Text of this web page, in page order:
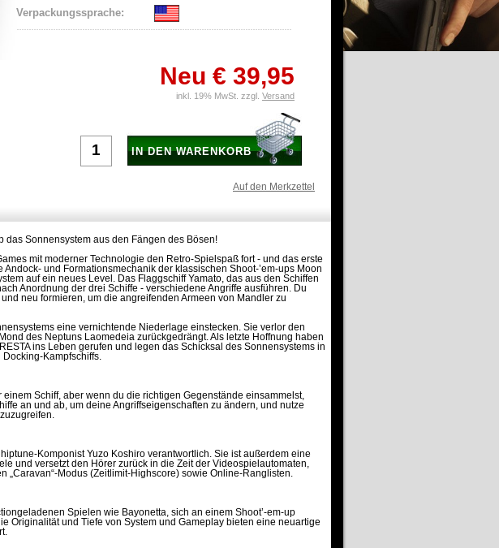
Verpackungssprache:
Neu € 39,95
inkl. 19% MwSt. zzgl. Versand
IN DEN WARENKORB
Auf den Merkzettel
das Sonnensystem aus den Fängen des Bösen!
mit moderner Technologie den Retro-Spielspaß fort - und das erste
und Formationsmechanik der klassischen Shoot-’em-ups Moon
auf ein neues Level. Das Flaggschiff Yamato, das aus den Schiffen
Anordnung der drei Schiffe - verschiedene Angriffe ausführen. Du
neu formieren, um die angreifenden Armeen von Mandler zu
eine vernichtende Niederlage einstecken. Sie verlor den
des Neptuns Laomedeia zurückgedrängt. Als letzte Hoffnung haben
ins Leben gerufen und legen das Schicksal des Sonnensystems in
Kampfschiffs.
Schiff, aber wenn du die richtigen Gegenstände einsammelst,
an und ab, um deine Angriffseigenschaften zu ändern, und nutze
Komponist Yuzo Koshiro verantwortlich. Sie ist außerdem eine
und versetzt den Hörer zurück in die Zeit der Videospielautomaten,
„Caravan“-Modus (Zeitlimit-Highscore) sowie Online-Ranglisten.
Spielen wie Bayonetta, sich an einem Shoot’-em-up
Originalität und Tiefe von System und Gameplay bieten eine neuartige